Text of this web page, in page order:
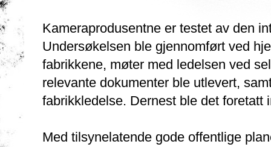
Kameraprodusentne er testet av den
Undersøkelsen ble gjennomført ved
fabrikkene, møter med ledelsen ved
relevante dokumenter ble utlevert,
fabrikkledelse. Dernest ble det foretatt
Med tilsynelatende gode offentlige